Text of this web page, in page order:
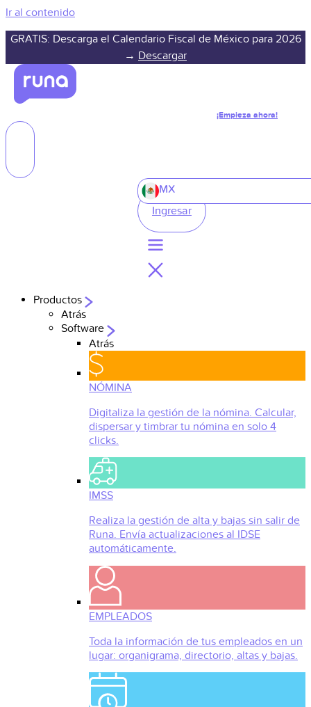
Ir al contenido
GRATIS: Descarga el Calendario Fiscal de México para 2026
→ Descargar
¡Empieza ahora!
MX
Ingresar
Productos
Atrás
Software
Atrás
NÓMINA
Digitaliza la gestión de la nómina. Calcular,
dispersar y timbrar tu nómina en solo 4
clicks.
IMSS
Realiza la gestión de alta y bajas sin salir de
Runa. Envía actualizaciones al IDSE
automáticamente.
EMPLEADOS
Toda la información de tus empleados en un
lugar: organigrama, directorio, altas y bajas.